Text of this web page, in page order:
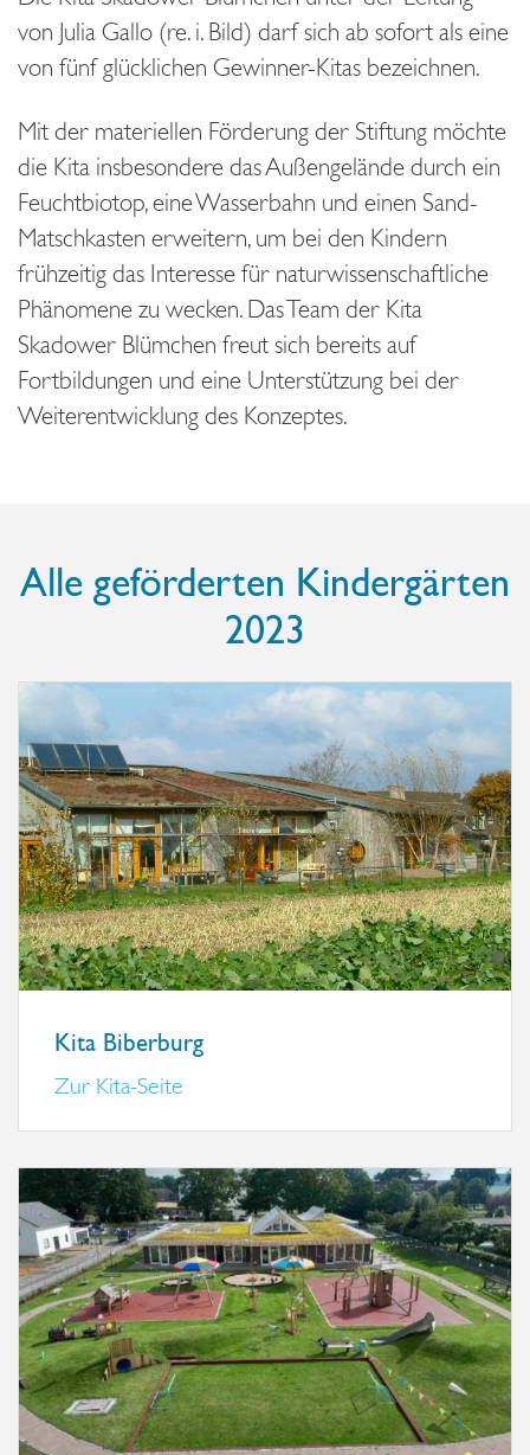
von Julia Gallo (re. i. Bild) darf sich ab sofort als eine
von fünf glücklichen Gewinner-Kitas bezeichnen.
Mit der materiellen Förderung der Stiftung möchte
die Kita insbesondere das Außengelände durch ein
Feuchtbiotop, eine Wasserbahn und einen Sand-
Matschkasten erweitern, um bei den Kindern
frühzeitig das Interesse für naturwissenschaftliche
Phänomene zu wecken. Das Team der Kita
Skadower Blümchen freut sich bereits auf
Fortbildungen und eine Unterstützung bei der
Weiterentwicklung des Konzeptes.
Alle geförderten Kindergärten
2023
Kita Biberburg
Zur Kita-Seite